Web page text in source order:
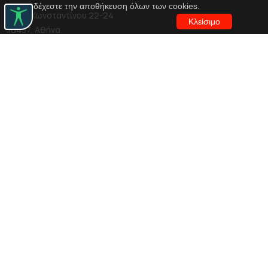
αποδέχεστε την αποθήκευση όλων των cookies.
Κλείσιμο
Αγίου Κωνσταντίνου 22-24
10437, Αθήνα